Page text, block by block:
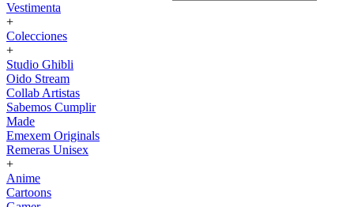
Vestimenta
+
Colecciones
+
Studio Ghibli
Oido Stream
Collab Artistas
Sabemos Cumplir
Made
Emexem Originals
Remeras Unisex
+
Anime
Cartoons